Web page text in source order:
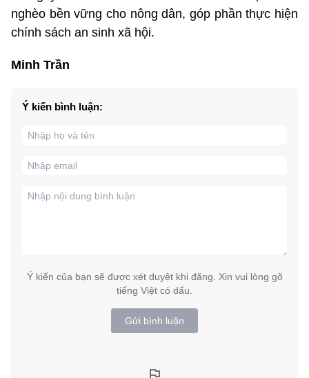
nghèo bền vững cho nông dân, góp phần thực hiện
chính sách an sinh xã hội.
Minh Trần
Ý kiến bình luận:
Ý kiến của bạn sẽ được xét duyệt khi đăng. Xin vui lòng gõ
tiếng Việt có dấu.
Gửi bình luận